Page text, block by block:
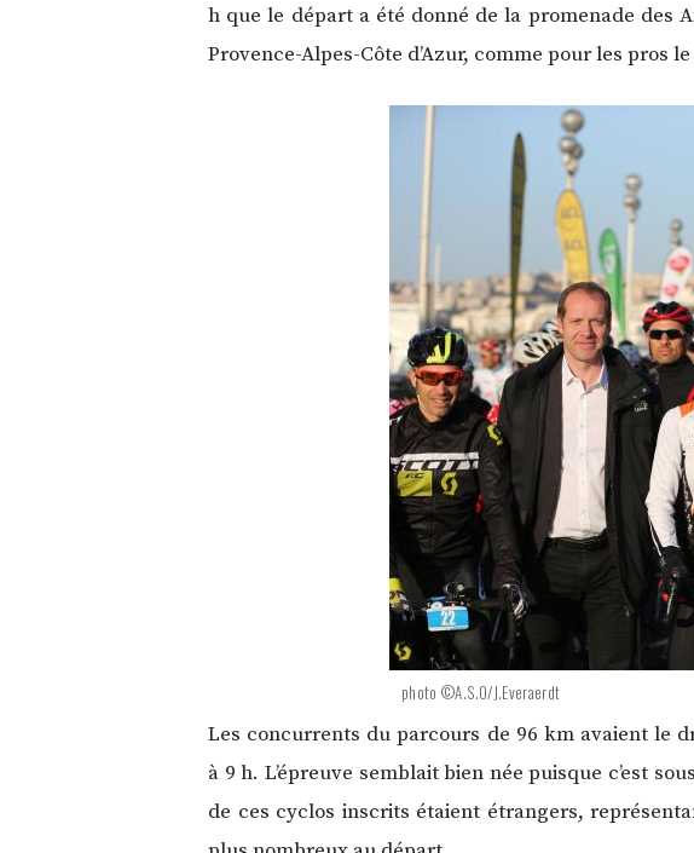
h que le départ a été donné de la promenade des
Provence-Alpes-Côte d’Azur, comme pour les pros
photo ©A.S.O/J.Everaerdt
Les concurrents du parcours de 96 km avaient le
à 9 h. L’épreuve semblait bien née puisque c’est
de ces cyclos inscrits étaient étrangers,